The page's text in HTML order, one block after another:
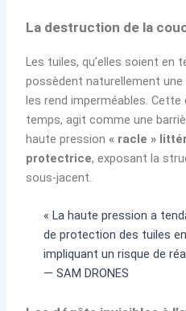
La destruction de la
Les tuiles, qu’elles soient en
possèdent naturellement
les rend imperméables.
temps, agit comme une
haute pression« racle »
protectrice, exposant la
sous-jacent.
« La haute pression a
de protection des tuiles
impliquant un risque de
— SAM DRONES